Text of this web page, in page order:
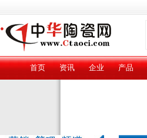
首页 资讯 企业 产品